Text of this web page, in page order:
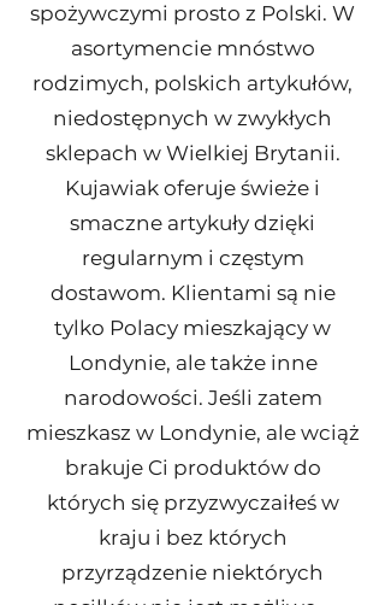
spożywczymi prosto z Polski. W
asortymencie mnóstwo
rodzimych, polskich artykułów,
niedostępnych w zwykłych
sklepach w Wielkiej Brytanii.
Kujawiak oferuje świeże i
smaczne artykuły dzięki
regularnym i częstym
dostawom. Klientami są nie
tylko Polacy mieszkający w
Londynie, ale także inne
narodowości. Jeśli zatem
mieszkasz w Londynie, ale wciąż
brakuje Ci produktów do
których się przyzwyczaiłeś w
kraju i bez których
przyrządzenie niektórych